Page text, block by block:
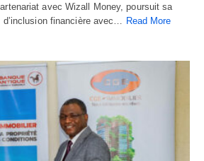
avec Wizall Money, poursuit sa
d’inclusion financière avec… Read More